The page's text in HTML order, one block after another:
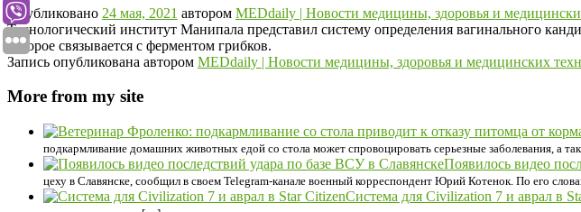
Опубликовано 24 мая, 2021 автором MEDdaily | Hовости медицины, здоровья и
Технологический институт Манипала представил систему определения вагинального
которое связывается с ферментом грибков.
Запись опубликована автором MEDdaily | Hовости медицины, здоровья и медицинских
More from my site
подкармливание домашних животных едой со стола может спровоцировать серьезные заболевания, а
Появилось видео
цеху в Славянске, сообщил в своем Telegram-канале военный корреспондент Юрий Котенок. По его
Система для Civilization 7 и аврал в